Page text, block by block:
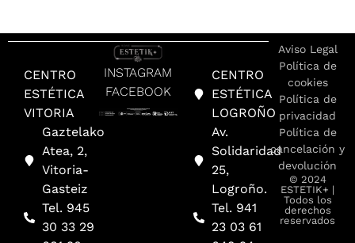
CENTRO
ESTÉTICA
VITORIA
Gaztelako
Atea, 2,
Vitoria-
Gasteiz
Tel. 945
30 33 29
INSTAGRAM
FACEBOOK
CENTRO
ESTÉTICA
LOGROÑO
Av.
Solidaridad
25,
Logroño.
Tel. 941
23 03 61
Aviso Legal
Política de
cookies
Política de
privacidad
Política de
cancelación y
devolución
© 2024
ESTETIK+ |
Todos los
derechos
reservados